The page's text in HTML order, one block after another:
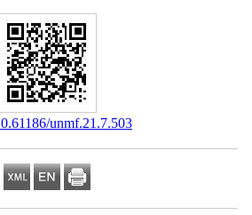
‎ 10.61186/unmf.21.7.503